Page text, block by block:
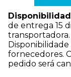
de entrega 15
transportadora.
fornecedores.
pedido será